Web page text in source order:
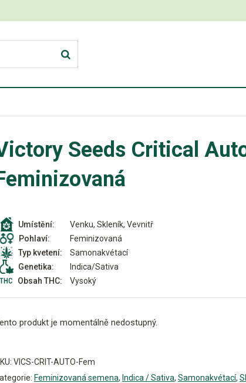
Seeds Critical
Umístění:
Venku, Skleník, Vevnitř
Pohlaví:
Feminizovaná
Typ kvetení:
Samonakvétací
Genetika:
Indica/Sativa
Obsah THC:
Vysoký
produkt je momentálně nedostupný.
VICS-CRIT-AUTO-Fem
Feminizovaná semena, Indica / Sativa, Samonakvétací,